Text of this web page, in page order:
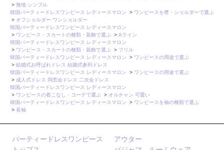
> 無地 シンプル
韓国パーティードレスワンピース レディースマロン
> ワンピースを襟・ショルダーで選ぶ
> オフショルダー ワンショルダー
韓国パーティードレスワンピース レディースマロン
> ワンピース・スカートの種類・装飾で選ぶ > Aライン
韓国パーティードレスワンピース レディースマロン
> ワンピース・スカートの種類・装飾で選ぶ > フリル
韓国パーティードレスワンピース レディースマロン
> ワンピースの用途で選ぶ
> 結婚式お呼ばれドレス 結婚式参列ドレス
韓国パーティードレスワンピース レディースマロン
> ワンピースの用途で選ぶ
> 成人式ドレス 同窓会ドレス 二次会ドレス
韓国パーティードレスワンピース レディースマロン
> ワンピースの着こなし・コーデで選ぶ > オルチャン 可愛い
韓国パーティードレスワンピース レディースマロン
> ワンピースを袖の種類で選ぶ
> 長袖
パーティードレスワンピース
アウター